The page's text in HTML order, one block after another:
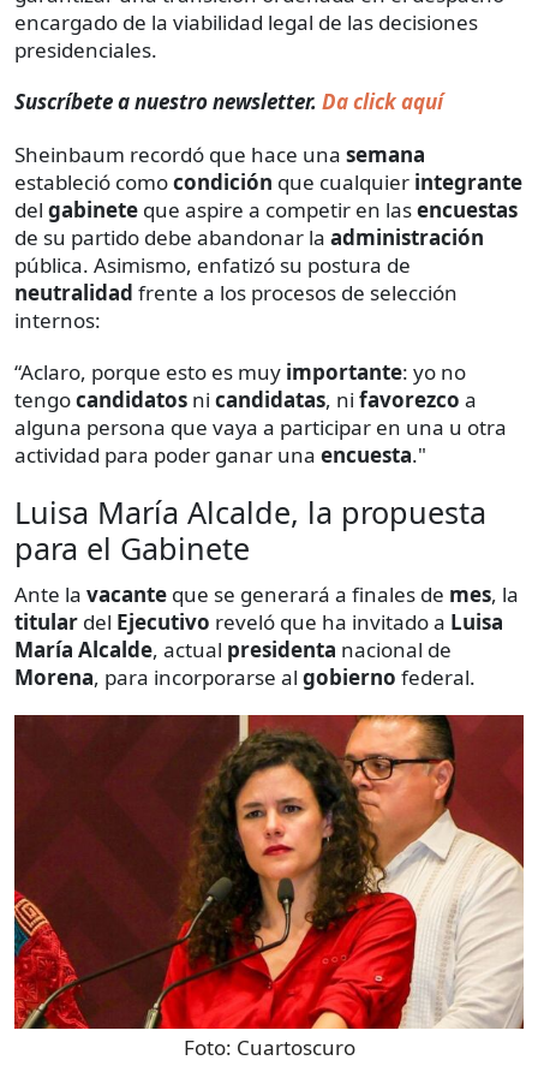
encargado de la viabilidad legal de las decisiones
presidenciales.
Suscríbete a nuestro newsletter. Da click aquí
Sheinbaum recordó que hace una semana
estableció comocondición que cualquier integrante
del gabinete que aspire a competir en lasencuestas
de su partido debe abandonar la administración
pública. Asimismo, enfatizó su postura de
neutralidad frente a los procesos de selección
internos:
“Aclaro, porque esto es muy importante: yo no
tengocandidatos ni candidatas, ni favorezco a
alguna persona que vaya a participar en una u otra
actividad para poder ganar una encuesta."
Luisa María Alcalde, la propuesta
para el Gabinete
Ante la vacante que se generará a finales de mes, la
titular del Ejecutivo reveló que ha invitado a Luisa
María Alcalde, actual presidenta nacional de
Morena, para incorporarse al gobierno federal.
Foto: Cuartoscuro